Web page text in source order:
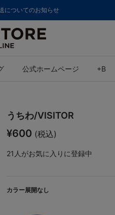
についてのお知らせ
公式ホームページ +B
うちわ/VISITOR
¥600 (税込)
21 人がお気に入りに登録中
カラー展開なし